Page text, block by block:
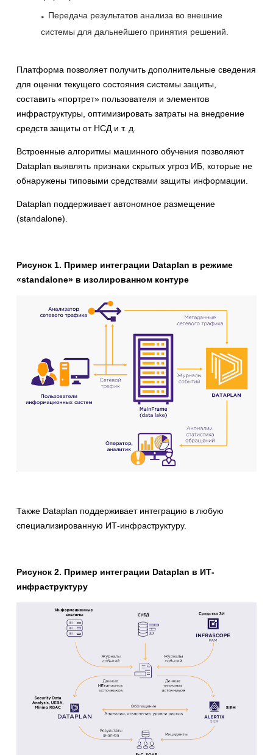
Передача результатов анализа во внешние
системы для дальнейшего принятия решений.
Платформа позволяет получить дополнительные сведения
для оценки текущего состояния системы защиты,
составить «портрет» пользователя и элементов
инфраструктуры, оптимизировать затраты на внедрение
средств защиты от НСД и т. д.
Встроенные алгоритмы машинного обучения позволяют
Dataplan выявлять признаки скрытых угроз ИБ, которые не
обнаружены типовыми средствами защиты информации.
Dataplan поддерживает автономное размещение
(standalone).
Рисунок 1. Пример интеграции Dataplan в режиме
«standalone» в изолированном контуре
Также Dataplan поддерживает интеграцию в любую
специализированную ИТ-инфраструктуру.
Рисунок 2. Пример интеграции Dataplan в ИТ-
инфраструктуру